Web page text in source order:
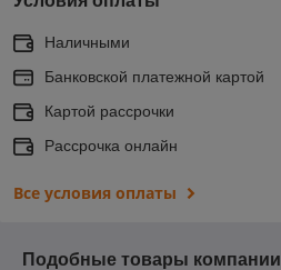
Наличными
Банковской платежной картой
Картой рассрочки
Рассрочка онлайн
Все условия оплаты
Подобные товары компании